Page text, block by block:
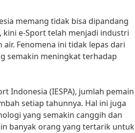
memang tidak bisa dipandang
kini e-Sport telah menjadi industri
Fenomena ini tidak lepas dari
semakin meningkat terhadap
Indonesia (IESPA), jumlah pemain
setiap tahunnya. Hal ini juga
yang semakin canggih dan
banyak orang yang tertarik untuk